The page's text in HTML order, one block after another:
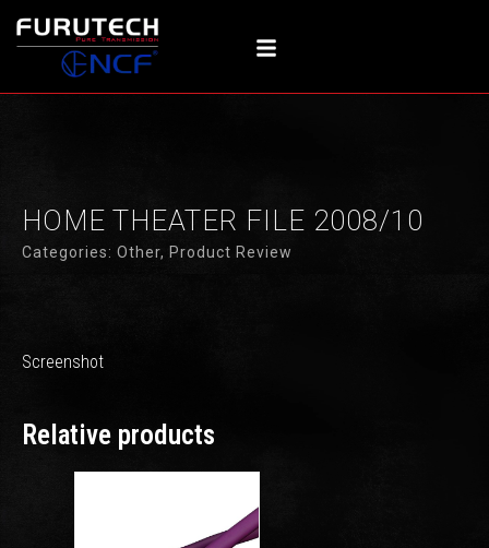
ス
HOME THEATER FILE 2008/10
Categories: Other, Product Review
Screenshot
Relative products